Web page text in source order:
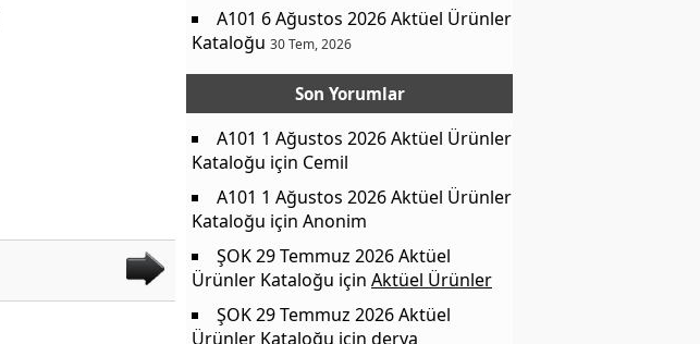
A101 6 Ağustos 2026 Aktüel Ürünler
Kataloğu 30 Tem, 2026
Son Yorumlar
A101 1 Ağustos 2026 Aktüel Ürünler
Kataloğu için Cemil
A101 1 Ağustos 2026 Aktüel Ürünler
Kataloğu için Anonim
ŞOK 29 Temmuz 2026 Aktüel
Ürünler Kataloğu için Aktüel Ürünler
ŞOK 29 Temmuz 2026 Aktüel
Ürünler Kataloğu için derya